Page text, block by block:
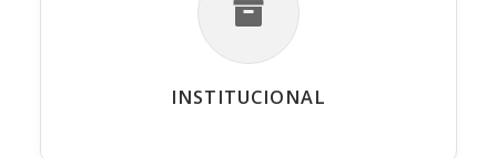
INSTITUCIONAL